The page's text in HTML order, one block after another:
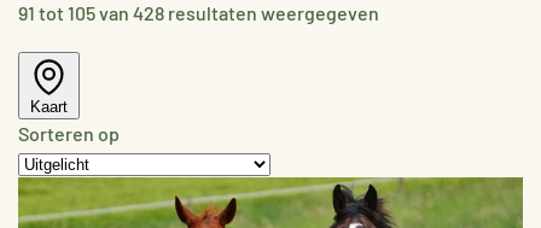
91 tot 105 van 428 resultaten weergegeven
Kaart
Sorteren op